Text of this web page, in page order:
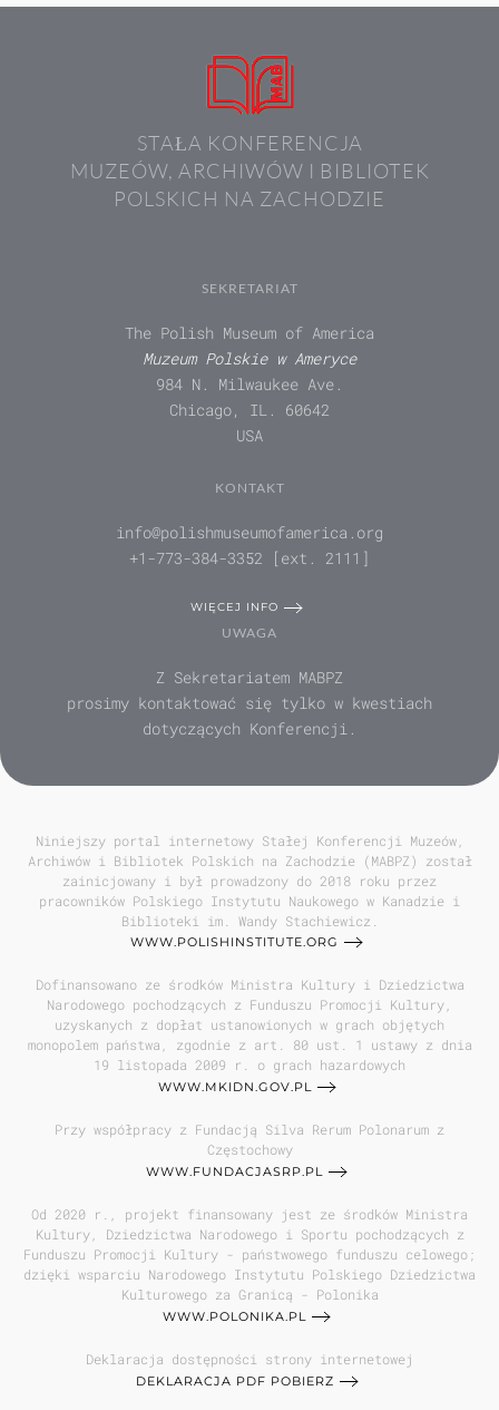
STAŁA KONFERENCJA
MUZEÓW, ARCHIWÓW I BIBLIOTEK
POLSKICH NA ZACHODZIE
SEKRETARIAT
The Polish Museum of America
Muzeum Polskie w Ameryce
984 N. Milwaukee Ave.
Chicago, IL. 60642
USA
KONTAKT
info@polishmuseumofamerica.org
+1-773-384-3352 [ext. 2111]
WIĘCEJ INFO
UWAGA
Z Sekretariatem MABPZ
prosimy kontaktować się tylko w kwestiach
dotyczących Konferencji.
Niniejszy portal internetowy Stałej Konferencji Muzeów,
Archiwów i Bibliotek Polskich na Zachodzie (MABPZ) został
zainicjowany i był prowadzony do 2018 roku przez
pracowników Polskiego Instytutu Naukowego w Kanadzie i
Biblioteki im. Wandy Stachiewicz.
WWW.POLISHINSTITUTE.ORG
Dofinansowano ze środków Ministra Kultury i Dziedzictwa
Narodowego pochodzących z Funduszu Promocji Kultury,
uzyskanych z dopłat ustanowionych w grach objętych
monopolem państwa, zgodnie z art. 80 ust. 1 ustawy z dnia
19 listopada 2009 r. o grach hazardowych
WWW.MKIDN.GOV.PL
Przy współpracy z Fundacją Silva Rerum Polonarum z
Częstochowy
WWW.FUNDACJASRP.PL
Od 2020 r., projekt finansowany jest ze środków Ministra
Kultury, Dziedzictwa Narodowego i Sportu pochodzących z
Funduszu Promocji Kultury - państwowego funduszu celowego;
dzięki wsparciu Narodowego Instytutu Polskiego Dziedzictwa
Kulturowego za Granicą - Polonika
WWW.POLONIKA.PL
Deklaracja dostępności strony internetowej
DEKLARACJA PDF POBIERZ